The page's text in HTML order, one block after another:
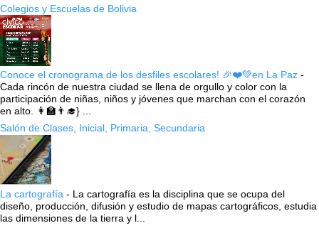
Colegios y Escuelas de Bolivia
Conoce el cronograma de los desfiles escolares! 🎉❤️💚en La Paz -
Cada rincón de nuestra ciudad se llena de orgullo y color con la
participación de niñas, niños y jóvenes que marchan con el corazón
en alto. 👩‍🏫👨‍🎓} ...
Salón de Clases, Inicial, Primaria, Secundaria
La cartografía - La cartografía es la disciplina que se ocupa del
diseño, producción, difusión y estudio de mapas cartográficos, estudia
las dimensiones de la tierra y l...